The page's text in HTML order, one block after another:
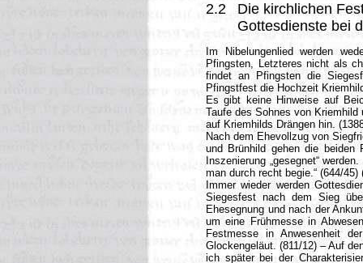
2.2
Die kirchlichen
Gottesdienste bei
Im Nibelungenlied werden
Pfingsten, Letzteres nicht als
findet an Pfingsten die
Pfingstfest die Hochzeit
Es gibt keine Hinweise auf
Taufe des Sohnes von
auf Kriemhilds Drängen hin.
Nach dem Ehevollzug von
und Brünhild gehen die
Inszenierung „gesegnet“
man durch recht begie.“ (644/
Immer wieder werden
Siegesfest nach dem Sieg
Ehesegnung und nach der
um eine Frühmesse in
Festmesse in Anwesenheit
Glockengeläut. (811/12) – Auf
ich später bei der